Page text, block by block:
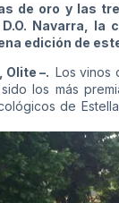
de oro y las
Navarra, la
edición de
Olite –. Los vinos
los más
de